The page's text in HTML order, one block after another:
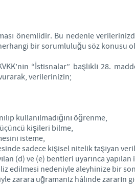
önemlidir. Bu nedenle
bir sorumluluğu söz konusu
“İstisnalar” başlıklı 28.
verilerinizin;
kullanılmadığını öğrenme,
üçüncü kişileri bilme,
isteme,
sadece kişisel nitelik taşıyan
(d) ve (e) bentleri uyarınca
edilmesi nedeniyle aleyhinize bir
zarara uğramanız hâlinde zararın